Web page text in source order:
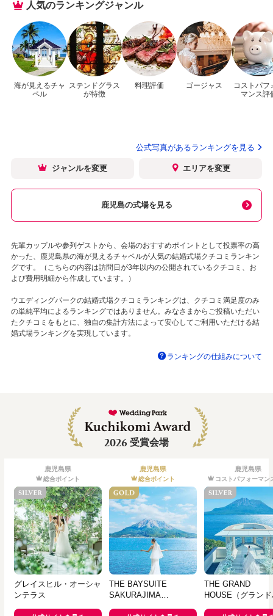
人気のランキングジャンル
海が見えるチャ
ペル
ステンドグラス
が特徴
料理評価 ゴージャス
コストパフ
マンス評
公式写真があるランキングを見る
ジャンルを変更 エリアを変更
鹿児島の式場を見る
先輩カップルや参列ゲストから、会場のおすすめポイントとして投票率の高
かった、鹿児島県の海が見えるチャペルが人気の結婚式場クチコミランキン
グです。（こちらの内容は訪問日が3年以内の公開されているクチコミ、お
よび費用明細から作成しています。）
ウエディングパークの結婚式場クチコミランキングは、クチコミ満足度のみ
の単純平均によるランキングではありません。みなさまからご投稿いただい
たクチコミをもとに、独自の集計方法によって安心してご利用いただける結
婚式場ランキングを実現しています。
ランキングの仕組みについて
2026 受賞会場
鹿児島県
総合ポイント
グレイスヒル・オーシャ
ンテラス
鹿児島県
総合ポイント
THE BAYSUITE
SAKURAJIMA
鹿児島県
コストパフォーマン
THE GRAND
HOUSE（グラン